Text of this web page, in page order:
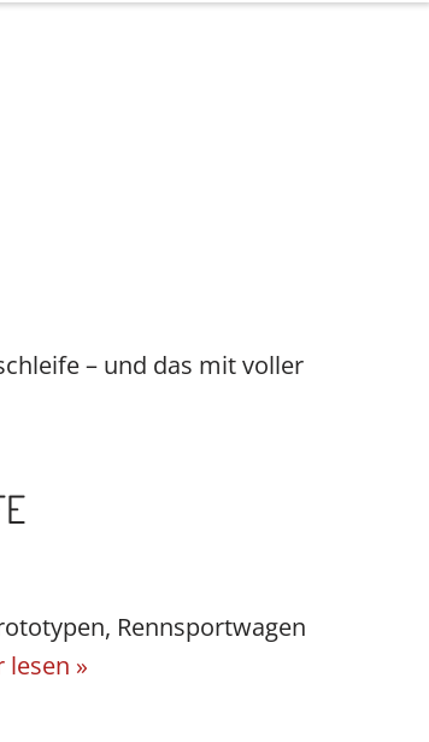
– und das mit voller
Rennsportwagen
lesen »